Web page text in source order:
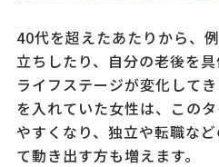
40代を超えたあたりから、
立ちしたり、自分の老後を具
ライフステージが変化して
を入れていた女性は、この
やすくなり、独立や転職な
て動き出す方も増えます。